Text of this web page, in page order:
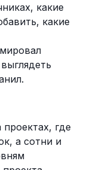
какие
какие
где
а сотни и